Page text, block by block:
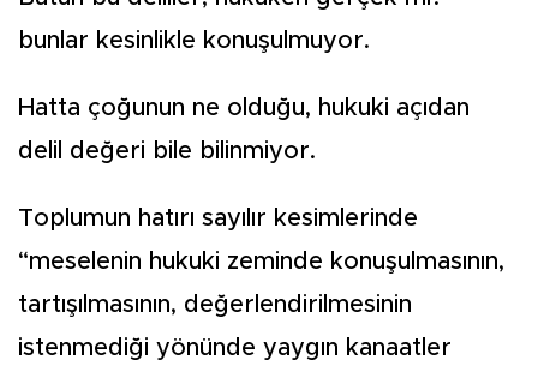
bunlar kesinlikle konuşulmuyor.
Hatta çoğunun ne olduğu, hukuki açıdan
delil değeri bile bilinmiyor.
Toplumun hatırı sayılır kesimlerinde
“meselenin hukuki zeminde konuşulmasının,
tartışılmasının, değerlendirilmesinin
istenmediği yönünde yaygın kanaatler